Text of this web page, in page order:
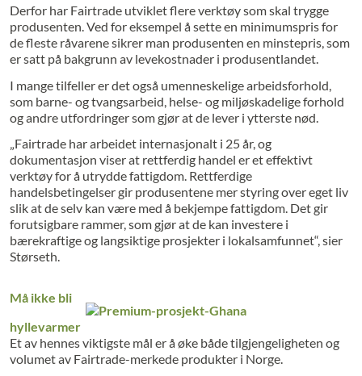
Derfor har Fairtrade utviklet flere verktøy som skal trygge
produsenten. Ved for eksempel å sette en minimumspris for
de fleste råvarene sikrer man produsenten en minstepris, som
er satt på bakgrunn av levekostnader i produsentlandet.
I mange tilfeller er det også umenneskelige arbeidsforhold,
som barne- og tvangsarbeid, helse- og miljøskadelige forhold
og andre utfordringer som gjør at de lever i ytterste nød.
„Fairtrade har arbeidet internasjonalt i 25 år, og
dokumentasjon viser at rettferdig handel er et effektivt
verktøy for å utrydde fattigdom. Rettferdige
handelsbetingelser gir produsentene mer styring over eget liv
slik at de selv kan være med å bekjempe fattigdom. Det gir
forutsigbare rammer, som gjør at de kan investere i
bærekraftige og langsiktige prosjekter i lokalsamfunnet“, sier
Størseth.
Må ikke bli
hyllevarmer
Et av hennes viktigste mål er å øke både tilgjengeligheten og
volumet av Fairtrade-merkede produkter i Norge.